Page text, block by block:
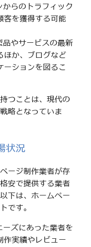
らのトラフィック
客を獲得する可能
やサービスの最新
ほか、ブログなど
ーションを図るこ
つことは、現代の
略となっていま
状況
ージ制作業者が存
安で提供する業者
下は、ホームペー
です。
ズにあった業者を
作実績やレビュー